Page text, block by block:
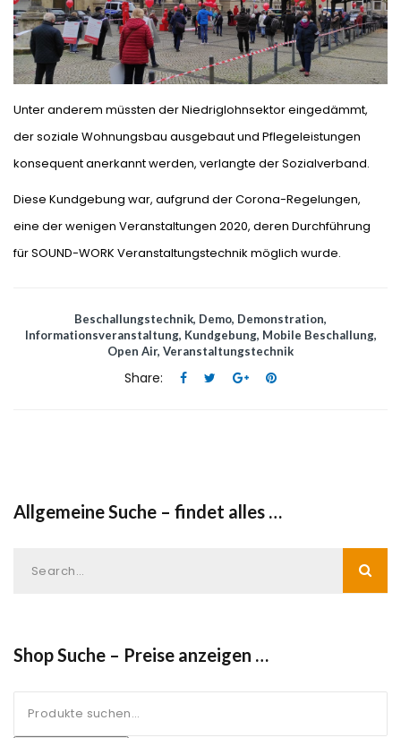
Unter anderem müssten der Niedriglohnsektor eingedämmt,
der soziale Wohnungsbau ausgebaut und Pflegeleistungen
konsequent anerkannt werden, verlangte der Sozialverband.
Diese Kundgebung war, aufgrund der Corona-Regelungen,
eine der wenigen Veranstaltungen 2020, deren Durchführung
für SOUND-WORK Veranstaltungstechnik möglich wurde.
Beschallungstechnik, Demo, Demonstration,
Informationsveranstaltung, Kundgebung, Mobile Beschallung,
Open Air, Veranstaltungstechnik
Share:
Allgemeine Suche – findet alles …
Shop Suche – Preise anzeigen …
Suche
nach: